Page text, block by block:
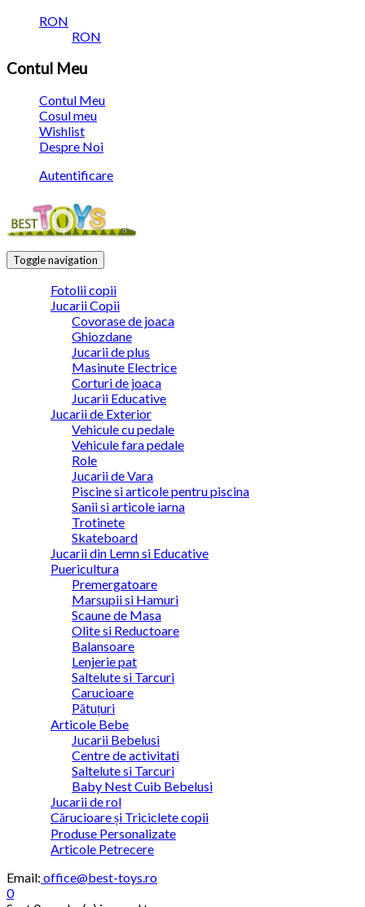
RON
RON
Contul Meu
Contul Meu
Cosul meu
Wishlist
Despre Noi
Autentificare
Toggle navigation
Fotolii copii
Jucarii Copii
Covorase de joaca
Ghiozdane
Jucarii de plus
Masinute Electrice
Corturi de joaca
Jucarii Educative
Jucarii de Exterior
Vehicule cu pedale
Vehicule fara pedale
Role
Jucarii de Vara
Piscine si articole pentru piscina
Sanii si articole iarna
Trotinete
Skateboard
Jucarii din Lemn si Educative
Puericultura
Premergatoare
Marsupii si Hamuri
Scaune de Masa
Olite si Reductoare
Balansoare
Lenjerie pat
Saltelute si Tarcuri
Carucioare
Pătuțuri
Articole Bebe
Jucarii Bebelusi
Centre de activitati
Saltelute si Tarcuri
Baby Nest Cuib Bebelusi
Jucarii de rol
Cărucioare și Triciclete copii
Produse Personalizate
Articole Petrecere
Email: office@best-toys.ro
0